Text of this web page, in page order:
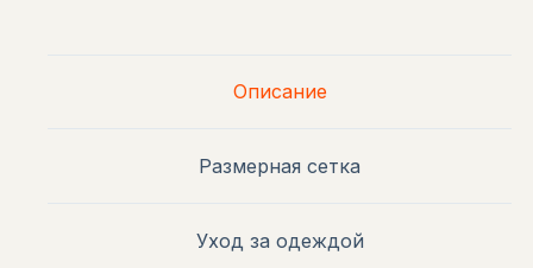
Описание
Размерная сетка
Уход за одеждой